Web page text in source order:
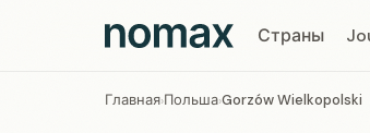
Страны
Главная›Польша›Gorzów Wielkopolski